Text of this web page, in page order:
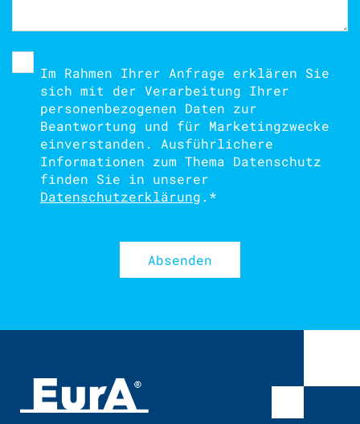
Im Rahmen Ihrer Anfrage erklären Sie
sich mit der Verarbeitung Ihrer
personenbezogenen Daten zur
Beantwortung und für Marketingzwecke
einverstanden. Ausführlichere
Informationen zum Thema Datenschutz
finden Sie in unserer
Datenschutzerklärung . *